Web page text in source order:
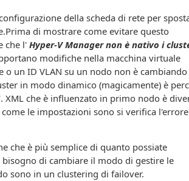
della scheda di rete per
Prima di mostrare come evitare questo
che l' Hyper-V Manager non è nativo i
modifiche nella macchina virtuale
o un ID VLAN su un nodo non è cambiando
in modo dinamico (magicamente) è
XML che è influenzato in primo nodo è
le impostazioni sono si verifica l'errore
che è più semplice di quanto possiate
di cambiare il modo di gestire le
sono in un clustering di failover.